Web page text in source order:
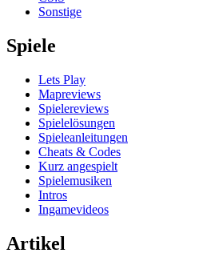
Sonstige
Spiele
Lets Play
Mapreviews
Spielereviews
Spielelösungen
Spieleanleitungen
Cheats & Codes
Kurz angespielt
Spielemusiken
Intros
Ingamevideos
Artikel